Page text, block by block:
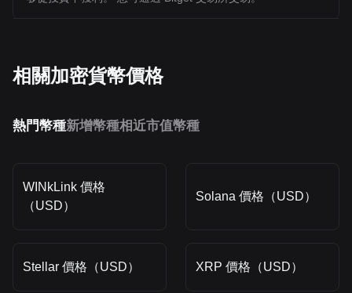
相關加密貨幣價格
熱門幣種新增幣種相近市值幣種
WINkLink 價格
（USD）
Solana 價格（USD）
Stellar 價格（USD） XRP 價格（USD）